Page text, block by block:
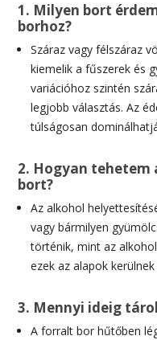
1. Milyen bort
borhoz?
Száraz vagy félszáraz
kiemelik a fűszerek és
variációhoz szintén
legjobb választás. Az
túlságosan
2. Hogyan
bort?
Az alkohol
vagy bármilyen
történik, mint az
ezek az alapok
3. Mennyi ideig
A forralt bor hűtőben